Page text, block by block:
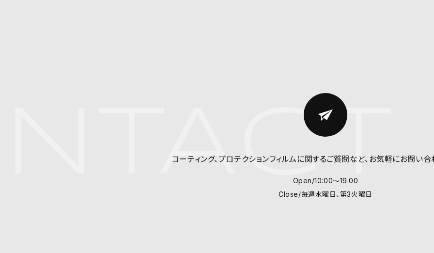
コーティング、プロテクションフィルム に関するご質問など、 お気軽にお問い合
Open/10:00～19:00
Close/毎週水曜日、第3火曜日